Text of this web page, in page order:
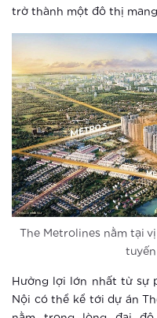
trở thành một đô thị
The Metrolines nằm tại
Hưởng lợi lớn nhất từ sự
Nội có thể kể tới dự án
Thành
căn hộ
Xem thêm
Cư dân
trường
Smart
Xem thêm
nghệ
cư dân
City
Xem thêm
So
thông